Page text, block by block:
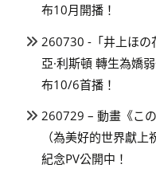
布10月開播！
260730 -「井上ほの
亞·利斯頓 轉生為嬌
布10/6首播！
260729 – 動畫《こ
（為美好的世界獻
紀念PV公開中！